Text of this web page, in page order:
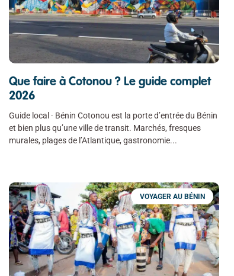
Que faire à Cotonou ? Le guide complet
2026
Guide local · Bénin Cotonou est la porte d’entrée du Bénin
et bien plus qu’une ville de transit. Marchés, fresques
murales, plages de l’Atlantique, gastronomie
VOYAGER AU BÉNIN